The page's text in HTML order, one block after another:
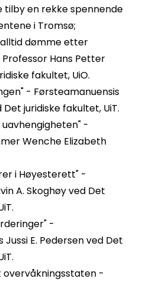
tilby en rekke spennende
i Tromsø;
dømme etter
Hans Petter
fakultet, UiO.
- Førsteamanuensis
juridiske fakultet, UiT.
-
Wenche Elizabeth
i Høyesterett" -
A. Skoghøy ved Det
-
E. Pedersen ved Det
overvåkningsstaten -